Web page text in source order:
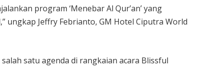
program ‘Menebar Al Qur’an’ yang
ungkap Jeffry Febrianto, GM Hotel Ciputra World
satu agenda di rangkaian acara Blissful